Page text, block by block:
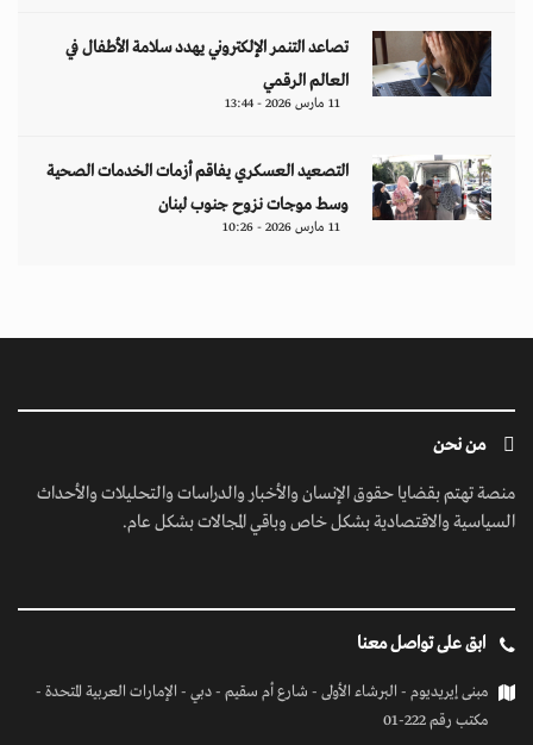
تصاعد التنمر الإلكتروني يهدد سلامة الأطفال في
العالم الرقمي
11 مارس 2026 - 13:44
التصعيد العسكري يفاقم أزمات الخدمات الصحية
وسط موجات نزوح جنوب لبنان
11 مارس 2026 - 10:26
من نحن
منصة تهتم بقضايا حقوق الإنسان والأخبار والدراسات والتحليلات والأحداث
السياسية والاقتصادية بشكل خاص وباقي المجالات بشكل عام.
ابق على تواصل معنا
مبنى إيريديوم - البرشاء الأولى - شارع أم سقيم - دبي - الإمارات العربية المتحدة -
مكتب رقم 222-01